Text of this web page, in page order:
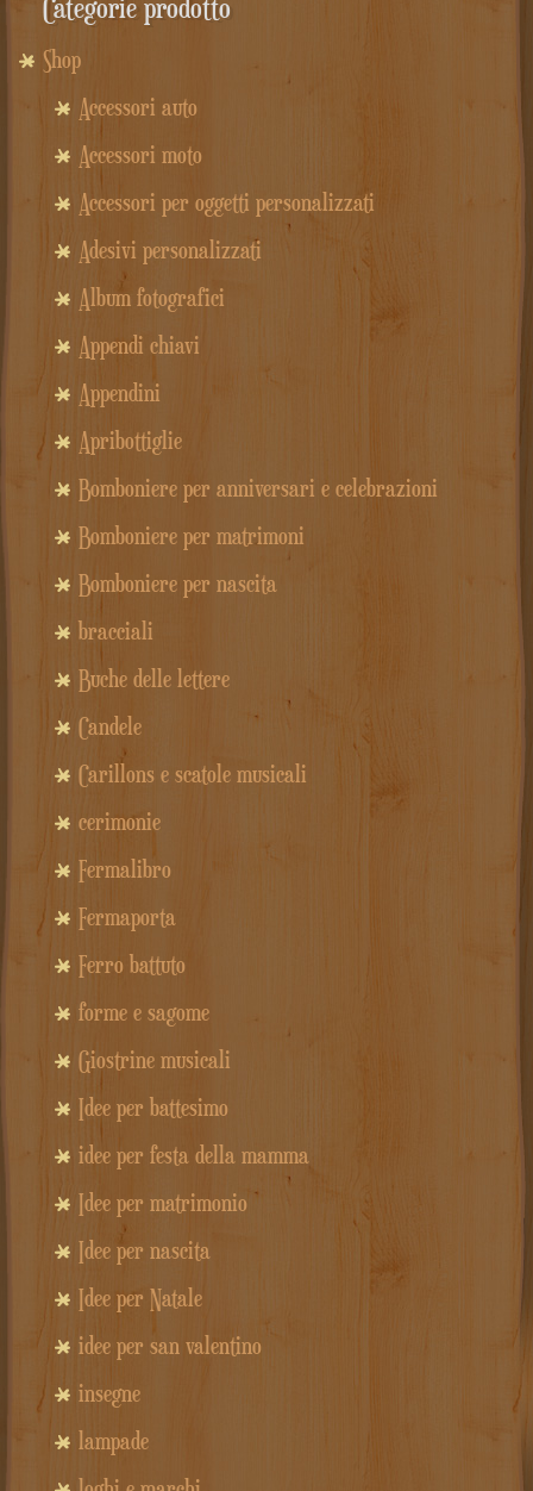
Shop
Accessori auto
Accessori moto
Accessori per oggetti personalizzati
Adesivi personalizzati
Album fotografici
Appendi chiavi
Appendini
Apribottiglie
Bomboniere per anniversari e celebrazioni
Bomboniere per matrimoni
Bomboniere per nascita
bracciali
Buche delle lettere
Candele
Carillons e scatole musicali
cerimonie
Fermalibro
Fermaporta
Ferro battuto
forme e sagome
Giostrine musicali
Idee per battesimo
idee per festa della mamma
Idee per matrimonio
Idee per nascita
Idee per Natale
idee per san valentino
insegne
lampade